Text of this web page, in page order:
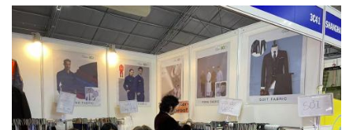
ความมุ่งมั่นร่วมกันต่อคุณภาพและความโปร่งใส...